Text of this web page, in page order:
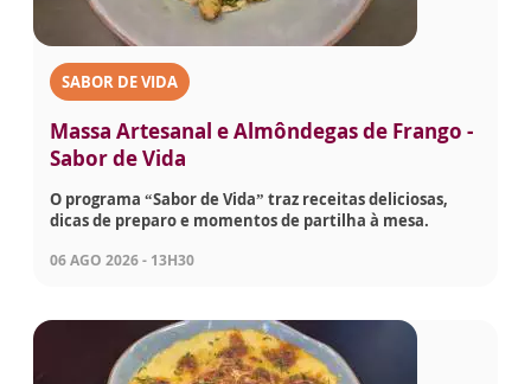
SABOR DE VIDA
Massa Artesanal e Almôndegas de Frango -
Sabor de Vida
O programa “Sabor de Vida” traz receitas deliciosas,
dicas de preparo e momentos de partilha à mesa.
06 AGO 2026 - 13H30